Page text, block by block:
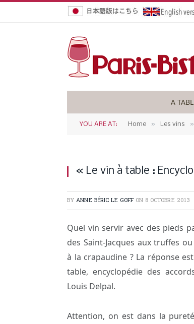
A
YOU ARE AT: Home » Les vins »
« Le vin à table :
BY ANNE BÉRIC LE GOFF ON 8 OCTOBRE 2013
Quel vin servir avec des pieds
des Saint-Jacques aux truffes
à la crapaudine ? La réponse
table, encyclopédie des
Louis Delpal.
Attention, on est dans la